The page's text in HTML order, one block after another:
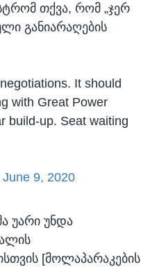
თქვა, რომ „ჯერ
განიარაღების
It should
with Great Power
build-up. Seat waiting
June 9, 2020
უარი უნდა
[მოლაპარაკების